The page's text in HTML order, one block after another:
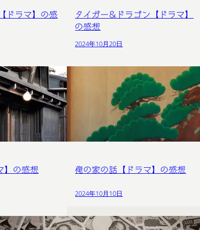
ドラマ】の感
タイガー&ドラゴン【ドラマ】
の感想
2024年10月20日
】の感想 俺の家の話【ドラマ】の感想
2024年10月10日